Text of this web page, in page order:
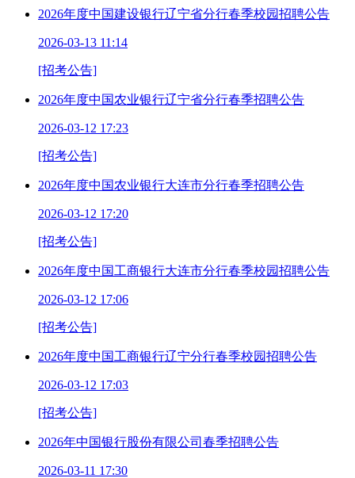
2026年度中国建设银行辽宁省分行春季校园招聘公告
2026-03-13 11:14
[招考公告]
2026年度中国农业银行辽宁省分行春季招聘公告
2026-03-12 17:23
[招考公告]
2026年度中国农业银行大连市分行春季招聘公告
2026-03-12 17:20
[招考公告]
2026年度中国工商银行大连市分行春季校园招聘公告
2026-03-12 17:06
[招考公告]
2026年度中国工商银行辽宁分行春季校园招聘公告
2026-03-12 17:03
[招考公告]
2026年中国银行股份有限公司春季招聘公告
2026-03-11 17:30